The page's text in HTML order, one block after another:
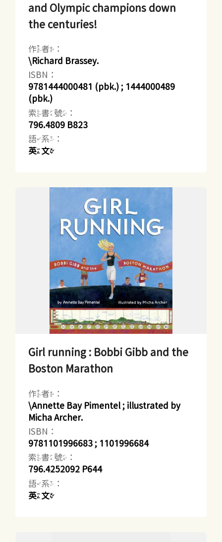
and Olympic champions down
the centuries!
作者：
\Richard Brassey.
ISBN：
9781444000481 (pbk.) ; 1444000489
(pbk.)
索書號：
796.4809 B823
語系：
英文
Girl running : Bobbi Gibb and the
Boston Marathon
作者：
\Annette Bay Pimentel ; illustrated by
Micha Archer.
ISBN：
9781101996683 ; 1101996684
索書號：
796.4252092 P644
語系：
英文